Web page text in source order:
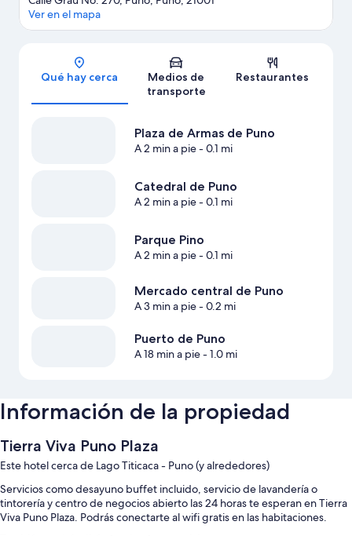
Sección del mapa
Ver en el mapa
Qué hay cerca
Medios de
transporte
Restaurantes
Plaza de Armas de Puno
A 2 min a pie- 0.1 mi
Catedral de Puno
A 2 min a pie- 0.1 mi
Parque Pino
A 2 min a pie- 0.1 mi
Mercado central de Puno
A 3 min a pie- 0.2 mi
Puerto de Puno
A 18 min a pie- 1.0 mi
Información de la propiedad
Tierra Viva Puno Plaza
Este hotel cerca de Lago Titicaca - Puno (y alrededores)
Servicios como desayuno buffet incluido, servicio de lavandería o
tintorería y centro de negocios abierto las 24 horas te esperan en Tierra
Viva Puno Plaza. Podrás conectarte al wifi gratis en las habitaciones.